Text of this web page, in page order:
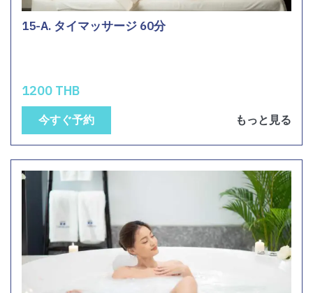
15-A. タイマッサージ 60分
1200 THB
今すぐ予約 もっと見る